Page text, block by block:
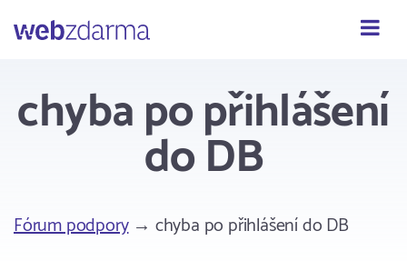
Webzdarma
chyba po přihlášení
do DB
Fórum podpory→ chyba po přihlášení do DB